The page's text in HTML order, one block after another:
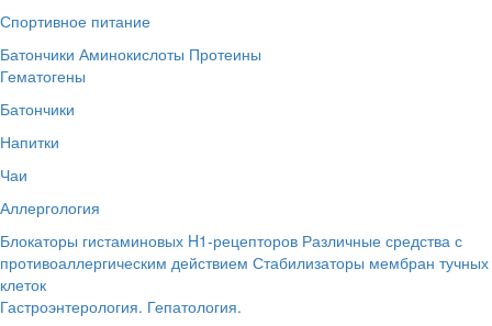
Спортивное питание
Батончики Аминокислоты Протеины
Гематогены
Батончики
Напитки
Чаи
Аллергология
Блокаторы гистаминовых H1-рецепторов Различные средства с
противоаллергическим действием Стабилизаторы мембран тучных
клеток
Гастроэнтерология. Гепатология.